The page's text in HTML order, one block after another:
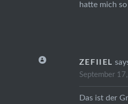
hatte mich
ZEFIIEL
September
Das ist der